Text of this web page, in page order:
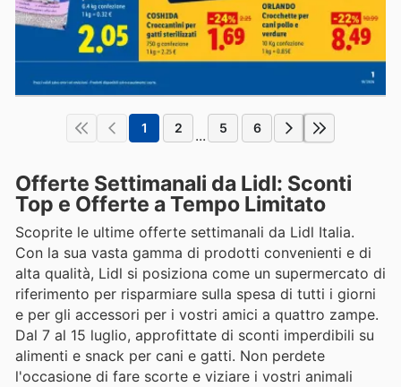
1 2 ... 5 6
Offerte Settimanali da Lidl: Sconti
Top e Offerte a Tempo Limitato
Scoprite le ultime offerte settimanali da Lidl Italia.
Con la sua vasta gamma di prodotti convenienti e di
alta qualità, Lidl si posiziona come un supermercato di
riferimento per risparmiare sulla spesa di tutti i giorni
e per gli accessori per i vostri amici a quattro zampe.
Dal 7 al 15 luglio, approfittate di sconti imperdibili su
alimenti e snack per cani e gatti. Non perdete
l'occasione di fare scorte e viziare i vostri animali